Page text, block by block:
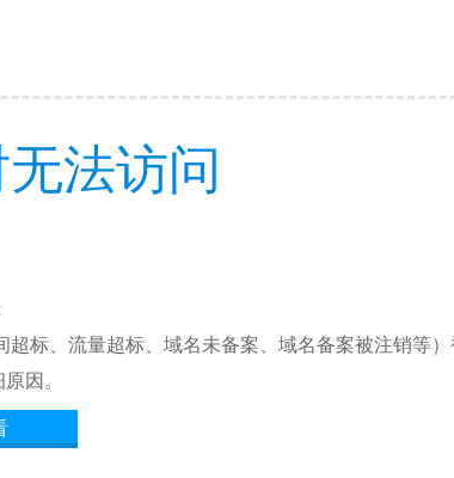
法访问
标、流量超标、域名未备案、域名备案被注销等）
因。